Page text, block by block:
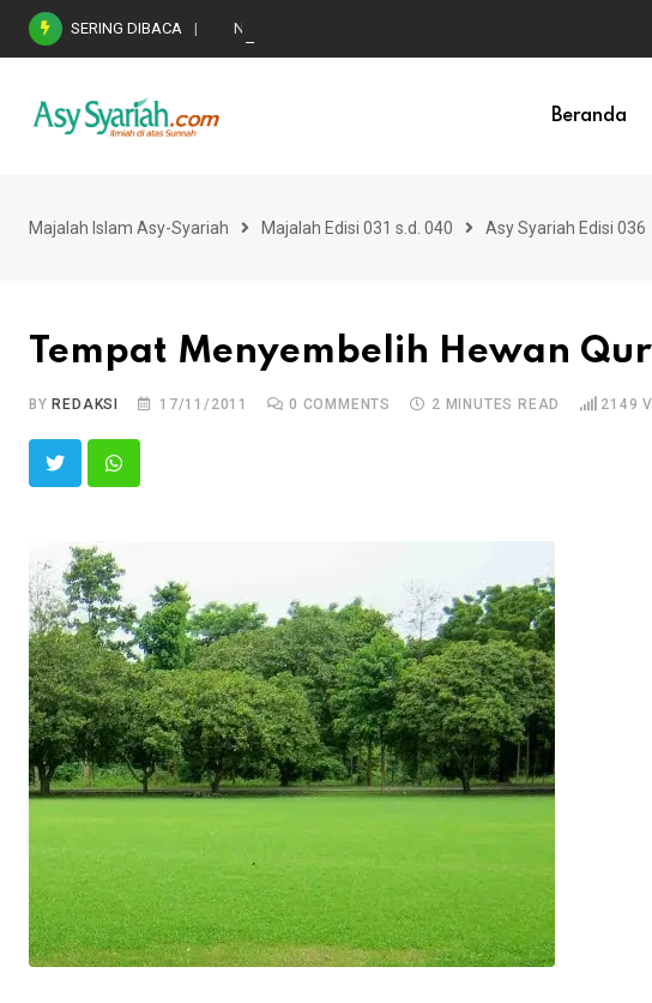
Skip
SERING DIBACA Nasihat Emas di Masa Fitnah (Ujian/Perselisihan)
Beranda
Majalah Islam Asy-Syariah Majalah Edisi 031 s.d. 040 Asy Syariah Edisi 036
Tempat Menyembelih Hewan
BY REDAKSI 17/11/2011 0 COMMENTS 2 MINUTES READ 2149